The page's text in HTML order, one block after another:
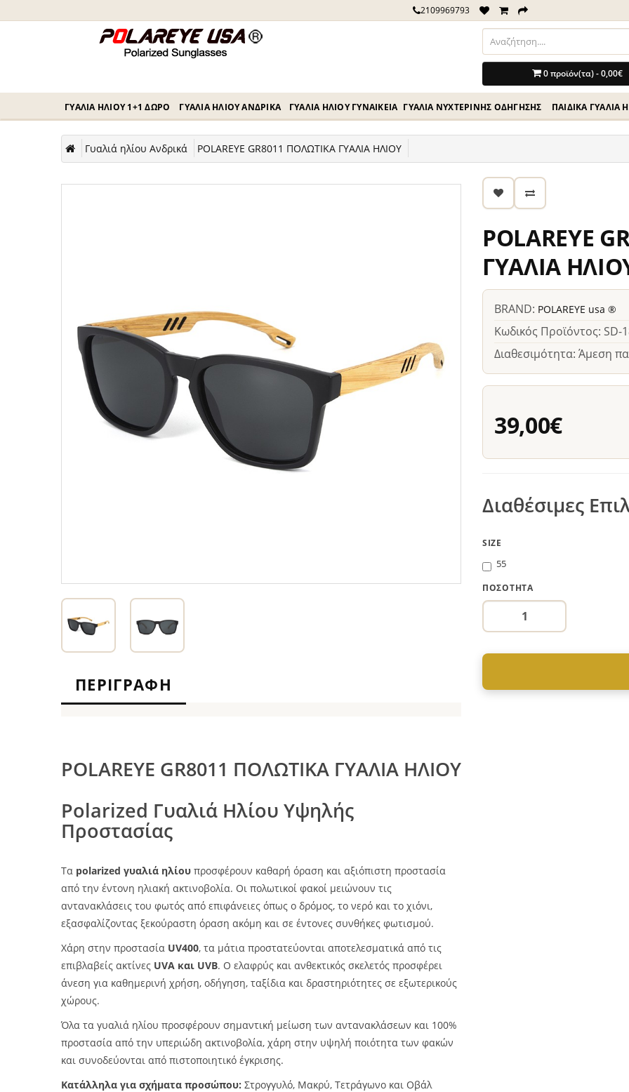
2109969793
0 προϊόν(τα) - 0,00€
ΓΥΑΛΙΆ ΗΛΊΟΥ 1+1 ΔΏΡΟ ΓΥΑΛΙΆ ΗΛΊΟΥ ΑΝΔΡΙΚΆ ΓΥΑΛΙΆ ΗΛΊΟΥ ΓΥΝΑΙΚΕΊΑ ΓΥΑΛΙΆ ΝΥΧΤΕΡΙΝΉΣ ΟΔΗΓΗΣΗΣ ΠΑΙΔΙΚΆ ΓΥΑΛΙΆ
Γυαλιά ηλίου Ανδρικά POLAREYE GR8011 ΠΟΛΩΤΙΚΑ ΓΥΑΛΙΑ ΗΛΙΟΥ
ΠΕΡΙΓΡΑΦΉ
POLAREYE GR8011 ΠΟΛΩΤΙΚΑ ΓΥΑΛΙΑ ΗΛΙΟΥ
Polarized Γυαλιά Ηλίου Υψηλής
Προστασίας
Τα polarized γυαλιά ηλίου προσφέρουν καθαρή όραση και αξιόπιστη προστασία
από την έντονη ηλιακή ακτινοβολία. Οι πολωτικοί φακοί μειώνουν τις
αντανακλάσεις του φωτός από επιφάνειες όπως ο δρόμος, το νερό και το χιόνι,
εξασφαλίζοντας ξεκούραστη όραση ακόμη και σε έντονες συνθήκες φωτισμού.
Χάρη στην προστασία UV400, τα μάτια προστατεύονται αποτελεσματικά από τις
επιβλαβείς ακτίνες UVA και UVB. Ο ελαφρύς και ανθεκτικός σκελετός προσφέρει
άνεση για καθημερινή χρήση, οδήγηση, ταξίδια και δραστηριότητες σε εξωτερικούς
χώρους.
Όλα τα γυαλιά ηλίου προσφέρουν σημαντική μείωση των αντανακλάσεων και 100%
προστασία από την υπεριώδη ακτινοβολία, χάρη στην υψηλή ποιότητα των φακών
και συνοδεύονται από πιστοποιητικό έγκρισης.
Κατάλληλα για σχήματα προσώπου: Στρογγυλό, Μακρύ, Τετράγωνο και Οβάλ
POLAREYE
ΓΥΑΛΙΑ
BRAND: POLAREYE usa ®
Κωδικός Προϊόντος: SD-
Διαθεσιμότητα: Άμεση
39,00€
Διαθέσιμες
SIZE
55
ΠΟΣΌΤΗΤΑ